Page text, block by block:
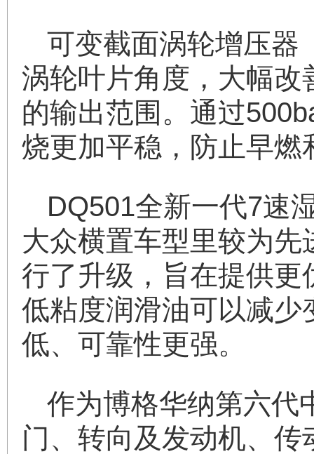
可变截面涡轮增压器
涡轮叶片角度，大幅
的输出范围。通过
烧更加平稳，防止早燃
DQ501全新一代7速
大众横置车型里较为
行了升级，旨在提供
低粘度润滑油可以减
低、可靠性更强。
作为博格华纳第六代
门、转向及发动机、